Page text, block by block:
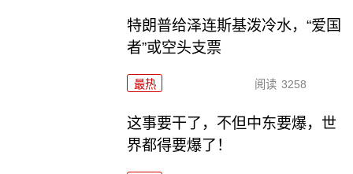
特朗普给泽连斯基泼冷水，“爱国
者”或空头支票
最热 阅读 3258
这事要干了，不但中东要爆，世
界都得要爆了！